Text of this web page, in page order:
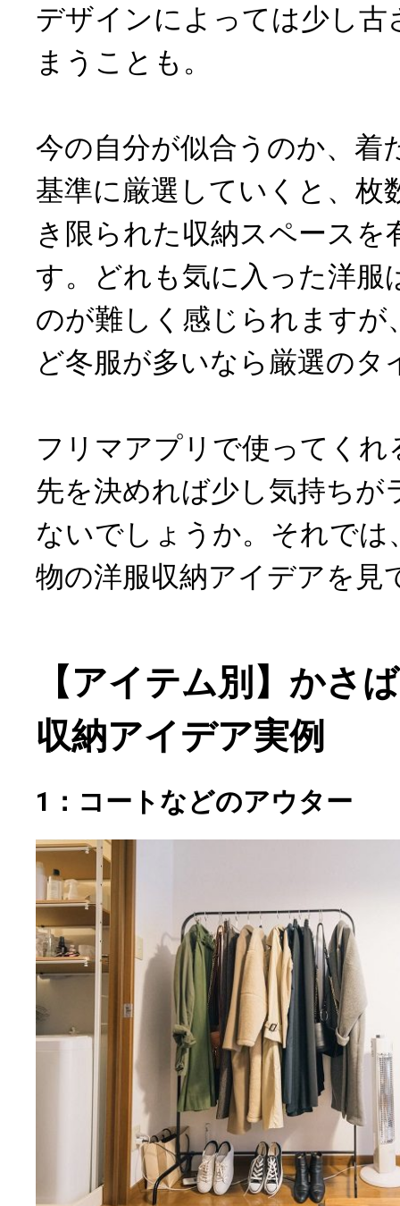
デザインによっては少し古
まうことも。
今の自分が似合うのか、着
基準に厳選していくと、枚
き限られた収納スペースを
す。どれも気に入った洋服
のが難しく感じられますが
ど冬服が多いなら厳選のタ
フリマアプリで使ってくれ
先を決めれば少し気持ちが
ないでしょうか。それでは
物の洋服収納アイデアを見
【アイテム別】かさ
収納アイデア実例
1：コートなどのアウター